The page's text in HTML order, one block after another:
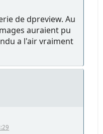
de dpreview. Au
auraient pu
a l'air vraiment